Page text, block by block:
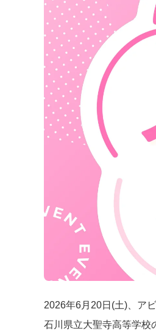
2026年6月20日(土)、ア
石川県立大聖寺高等学校